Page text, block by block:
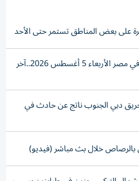
على بعض المناطق تستمر حتى الأحد
أسعار الذهب اليوم في مصر الأربعاء 5 أغسطس 2026..آخر
دبي الجنوب ناتج عن حادث في
خلال بث مباشر (فيديو)